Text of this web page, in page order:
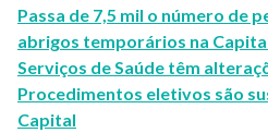
Passa de 7,5 mil o número de
abrigos temporários na
Serviços de Saúde têm
Procedimentos eletivos são
Capital